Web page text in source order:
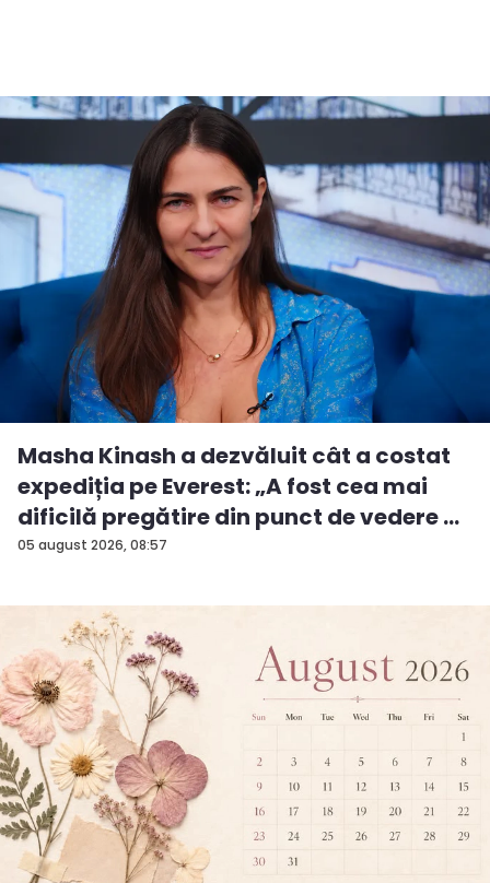
05 august 2026, 08:57
Masha Kinash a dezvăluit cât a costat
expediția pe Everest: „A fost cea mai
dificilă pregătire din punct de vedere ...